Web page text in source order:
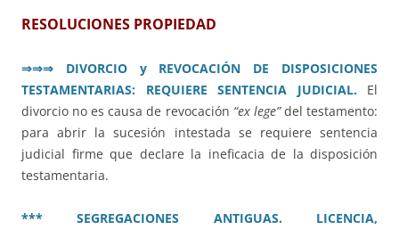
RESOLUCIONES PROPIEDAD
⇒⇒⇒ DIVORCIO y REVOCACIÓN DE DISPOSICIONES
TESTAMENTARIAS: REQUIERE SENTENCIA JUDICIAL.El
divorcio no es causa de revocación “ex lege”del testamento:
para abrir la sucesión intestada se requiere sentencia
judicial firme que declare la ineficacia de la disposición
testamentaria.
*** SEGREGACIONES ANTIGUAS. LICENCIA,